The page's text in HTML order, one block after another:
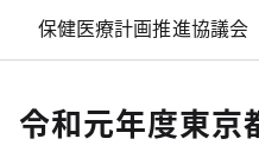
保健医療計画推進協議会
令和元年度東京